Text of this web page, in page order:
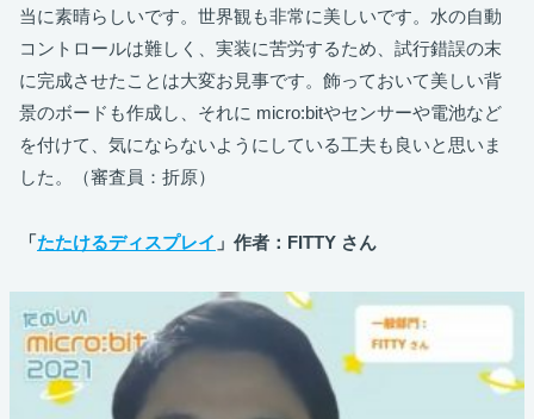
当に素晴らしいです。世界観も非常に美しいです。水の自動
コントロールは難しく、実装に苦労するため、試行錯誤の末
に完成させたことは大変お見事です。飾っておいて美しい背
景のボードも作成し、それに micro:bitやセンサーや電池など
を付けて、気にならないようにしている工夫も良いと思いま
した。（審査員：折原）
「たたけるディスプレイ 」作者：FITTY さん